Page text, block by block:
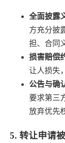
全面披露
方充分披
担、合同
损害赔偿
让人损失
公告与确
要求第三
放弃优先
5. 转让申请